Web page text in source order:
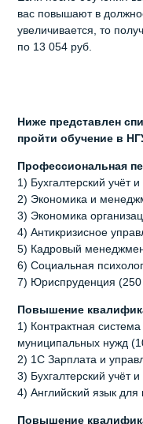
вас повышают в
увеличивается, то
по 13 054 руб.
Ниже представлен
пройти обучение в
Профессиональная
1) Бухгалтерский учёт
2) Экономика и
3) Экономика
4) Антикризисное
5) Кадровый
6) Социальная
7) Юриспруденция (250
Повышение
1) Контрактная
муниципальных нужд
2) 1С Зарплата и
3) Бухгалтерский учёт
4) Английский язык
Повышение